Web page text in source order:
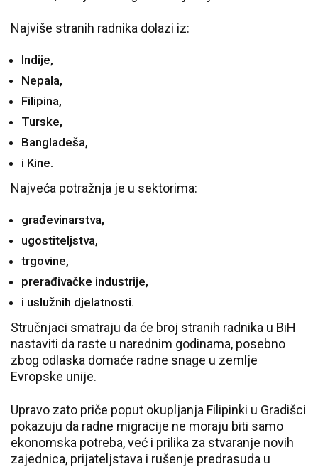
Najviše stranih radnika dolazi iz:
Indije,
Nepala,
Filipina,
Turske,
Bangladeša,
i Kine.
Najveća potražnja je u sektorima:
građevinarstva,
ugostiteljstva,
trgovine,
prerađivačke industrije,
i uslužnih djelatnosti.
Stručnjaci smatraju da će broj stranih radnika u BiH
nastaviti da raste u narednim godinama, posebno
zbog odlaska domaće radne snage u zemlje
Evropske unije.
Upravo zato priče poput okupljanja Filipinki u Gradišci
pokazuju da radne migracije ne moraju biti samo
ekonomska potreba, već i prilika za stvaranje novih
zajednica, prijateljstava i rušenje predrasuda u